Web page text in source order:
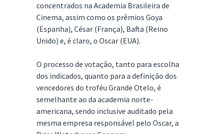
concentrados na Academia Brasileira de
Cinema, assim como os prêmios Goya
(Espanha), César (França), Bafta (Reino
Unido) e, é claro, o Oscar (EUA).
O processo de votação, tanto para escolha
dos indicados, quanto para a definição dos
vencedores do troféu Grande Otelo, é
semelhante ao da academia norte-
americana, sendo inclusive auditado pela
mesma empresa responsável pelo Oscar, a